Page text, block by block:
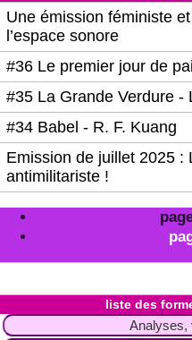
Une émission féministe
l’espace sonore
#36 Le premier jour de
#35 La Grande Verdure -
#34 Babel - R. F. Kuang
Emission de juillet 2025 :
antimilitariste !
liste des
Analyses,